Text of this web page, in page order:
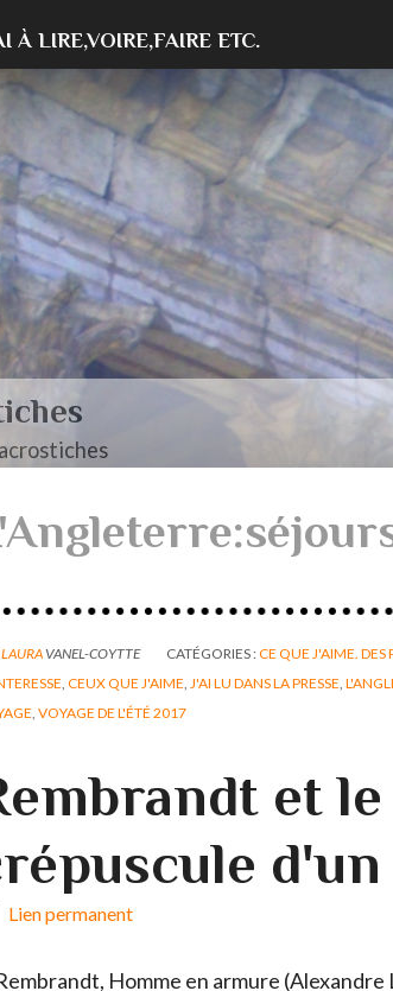
À LIRE,VOIRE,FAIRE ETC.
LAURA VANEL-COYTTE CATÉGORIES :CE QUE J'AIME. DES
CEUX QUE J'AIME J'AI LU DANS LA PRESSE
VOYAGE DE L'ÉTÉ 2017
et le
d'un
Lien permanent